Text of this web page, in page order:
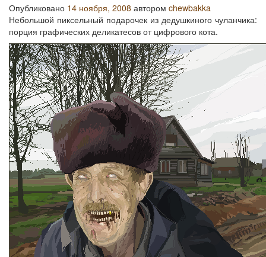
Опубликовано 14 ноября, 2008 автором chewbakka
Небольшой пиксельный подарочек из дедушкиного чуланчика:
порция графических деликатесов от цифрового кота.